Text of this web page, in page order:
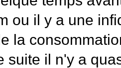
ou il y a une
la
suite il n'y a